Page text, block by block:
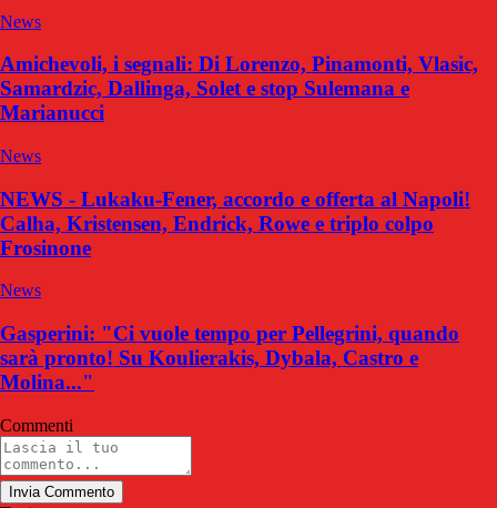
News
Amichevoli, i segnali: Di Lorenzo, Pinamonti, Vlasic,
Samardzic, Dallinga, Solet e stop Sulemana e
Marianucci
News
NEWS - Lukaku-Fener, accordo e offerta al Napoli!
Calha, Kristensen, Endrick, Rowe e triplo colpo
Frosinone
News
Gasperini: "Ci vuole tempo per Pellegrini, quando
sarà pronto! Su Koulierakis, Dybala, Castro e
Molina..."
Commenti
Invia Commento